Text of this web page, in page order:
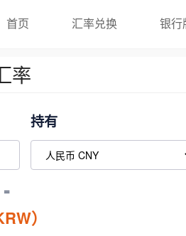
首页 汇率兑换 银行
率
持有
=
）